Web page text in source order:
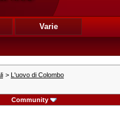
Varie
> L'uovo di Colombo
Community